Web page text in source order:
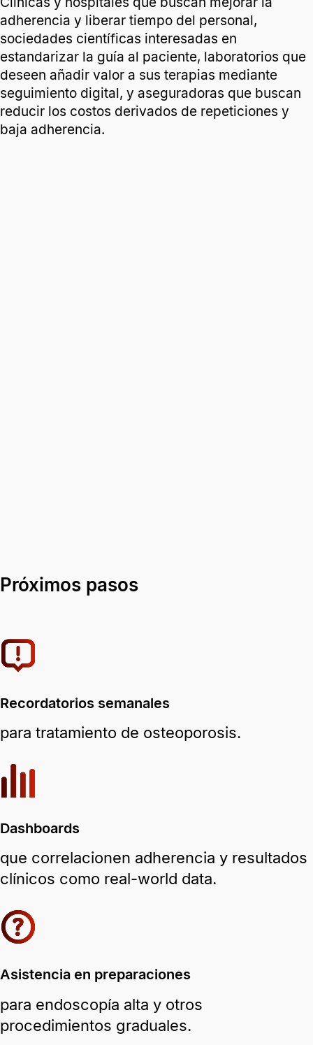
adherencia y liberar tiempo del personal,
sociedades científicas interesadas en
estandarizar la guía al paciente, laboratorios que
deseen añadir valor a sus terapias mediante
seguimiento digital, y aseguradoras que buscan
reducir los costos derivados de repeticiones y
baja adherencia.
Próximos pasos
Recordatorios semanales
para tratamiento de osteoporosis.
Dashboards
que correlacionen adherencia y resultados
clínicos como real-world data.
Asistencia en preparaciones
para endoscopía alta y otros
procedimientos graduales.